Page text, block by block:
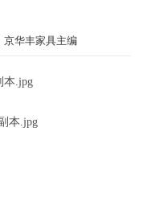
京华丰家具主编